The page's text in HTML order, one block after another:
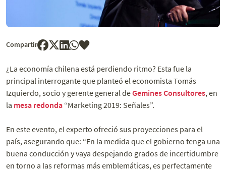
Compartir
¿La economía chilena está perdiendo ritmo? Esta fue la
principal interrogante que planteó el economista Tomás
Izquierdo, socio y gerente general deGemines Consultores, en
la mesa redonda “Marketing 2019: Señales”.
En este evento, el experto ofreció sus proyecciones para el
país, asegurando que: “En la medida que el gobierno tenga una
buena conducción y vaya despejando grados de incertidumbre
en torno a las reformas más emblemáticas, es perfectamente